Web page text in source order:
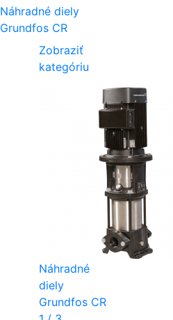
Náhradné diely
Grundfos CR
Zobraziť
kategóriu
Náhradné
diely
Grundfos CR